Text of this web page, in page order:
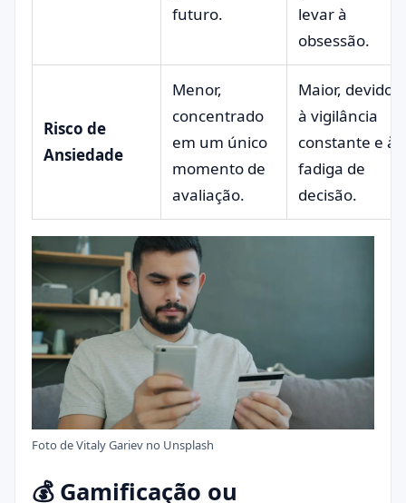
futuro.
levar à
obsessão.
Risco de
Ansiedade
Menor,
concentrado
em um único
momento de
avaliação.
Maior, devido
à vigilância
constante e à
fadiga de
decisão.
Foto deVitaly Gariev no Unsplash
💰 Gamificação ou